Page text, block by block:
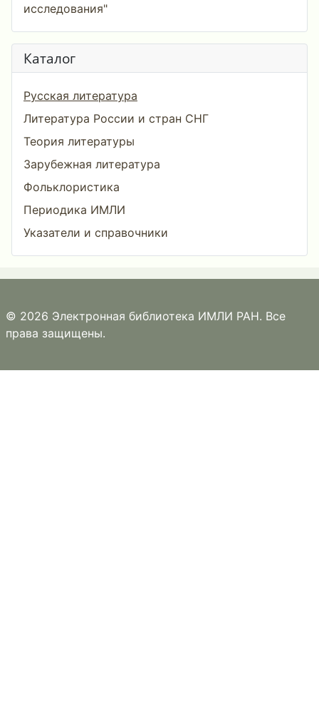
исследования"
Каталог
Русская литература
Литература России и стран СНГ
Теория литературы
Зарубежная литература
Фольклористика
Периодика ИМЛИ
Указатели и справочники
© 2026 Электронная библиотека ИМЛИ РАН. Все
права защищены.